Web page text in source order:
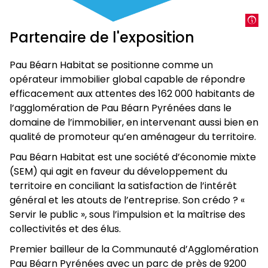
e siècle, croque les formes du château
en simple visiteur ; Henri Geisse, architecte du site au
début du 19esiècle, compose une élégante carte de
Atthalin restitue une vision minutieuse du décor
restauré ; Justin Ouvrié, quant à lui, capture dans ses
œuvres un château romantiquement délabré,
empreint de mystère.
Ce dialogue entre interprétation, représentation et
intention architecturale se poursuit jusqu’au 20
siècle, à travers une série de photographies de
chantiers, toutes issues des riches fonds conservés
par le musée.
Sans prétendre reconstituer l’histoire complète des
projets de restauration du château d’Henri IV – qui
fera l’objet de futures recherches et expositions –
Projets et Merveilles offre un parcours esthétique et
Un regard sur l’exposition
Lundi 1 décembre 2025
Mardi 2 décembre 2025 (séance réservée aux Amis
du château)
Jeudi 11 décembre 2025
Projets et Merveilles
Une approche détaillée de l’exposition avec une
conférencière du GrandPalais-Rmn
Visite à deux voix
Vendredi 12 décembre 2025
Vendredi 9 janvier 2026
Vendredi 6 février 2026
Des architectes pour un château !
Mise en regard des oeuvres et des livres présentés
GrandPalais-Rmn.
Partenaire de l'exposition
Pau Béarn Habitat se positionne comme un
opérateur immobilier global capable de répondre
efficacement aux attentes des 162 000 habitants de
l’agglomération de Pau Béarn Pyrénées dans le
domaine de l’immobilier, en intervenant aussi bien en
qualité de promoteur qu’en aménageur du territoire.
Pau Béarn Habitat est une société d’économie mixte
(SEM) qui agit en faveur du développement du
territoire en conciliant la satisfaction de l’intérêt
général et les atouts de l’entreprise. Son crédo ? «
Servir le public », sous l’impulsion et la maîtrise des
collectivités et des élus.
Premier bailleur de la Communauté d’Agglomération
Pau Béarn Pyrénées avec un parc de près de 9200